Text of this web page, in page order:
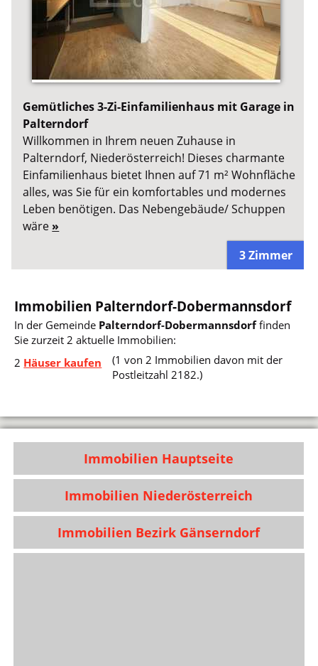
Gemütliches 3-Zi-Einfamilienhaus mit Garage in
Palterndorf
Willkommen in Ihrem neuen Zuhause in
Palterndorf, Niederösterreich! Dieses charmante
Einfamilienhaus bietet Ihnen auf 71 m² Wohnfläche
alles, was Sie für ein komfortables und modernes
Leben benötigen. Das Nebengebäude/ Schuppen
wäre »
3 Zimmer
Immobilien Palterndorf-Dobermannsdorf
In der Gemeinde Palterndorf-Dobermannsdorffinden
Sie zurzeit 2 aktuelle Immobilien:
2 Häuser kaufen
(1 von 2 Immobilien davon mit der
Postleitzahl 2182.)
Immobilien Hauptseite
Immobilien Niederösterreich
Immobilien Bezirk Gänserndorf